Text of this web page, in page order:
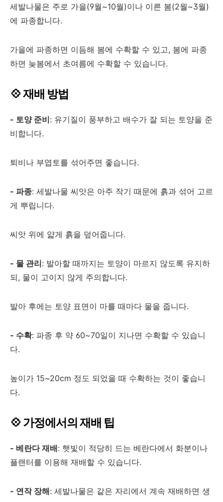
세발나물은 주로 가을(9월~10월)이나 이른 봄(2월~3월)
에 파종합니다.
가을에 파종하면 이듬해 봄에 수확할 수 있고, 봄에 파종
하면 늦봄에서 초여름에 수확할 수 있습니다.
💠 재배 방법
- 토양 준비: 유기질이 풍부하고 배수가 잘 되는 토양을 준
비합니다.
퇴비나 부엽토를 섞어주면 좋습니다.
- 파종: 세발나물 씨앗은 아주 작기 때문에 흙과 섞어 고르
게 뿌립니다.
씨앗 위에 얇게 흙을 덮어줍니다.
- 물 관리: 발아할 때까지는 토양이 마르지 않도록 유지하
되, 물이 고이지 않게 주의합니다.
발아 후에는 토양 표면이 마를 때마다 물을 줍니다.
- 수확: 파종 후 약 60~70일이 지나면 수확할 수 있습니
다.
높이가 15~20cm 정도 되었을 때 수확하는 것이 좋습니
다.
💠 가정에서의 재배 팁
- 베란다 재배: 햇빛이 적당히 드는 베란다에서 화분이나
플랜터를 이용해 재배할 수 있습니다.
- 연작 장해: 세발나물은 같은 자리에서 계속 재배하면 생